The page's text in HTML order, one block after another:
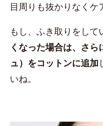
目周りも抜かりなくケ
もし、ふき取りをして
くなった場合は、さ
ュ）をコットンに追加
いね。